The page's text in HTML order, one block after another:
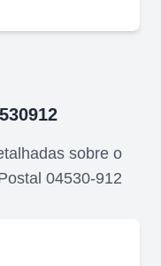
sobre o
04530-912